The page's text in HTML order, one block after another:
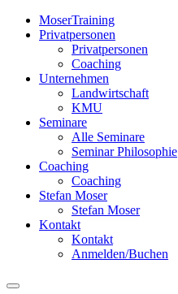
MoserTraining
Privatpersonen
Privatpersonen
Coaching
Unternehmen
Landwirtschaft
KMU
Seminare
Alle Seminare
Seminar Philosophie
Coaching
Coaching
Stefan Moser
Stefan Moser
Kontakt
Kontakt
Anmelden/Buchen